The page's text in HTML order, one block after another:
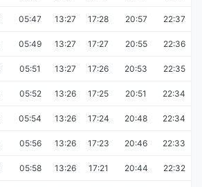
05:47 13:27 17:28 20:57 22:37
05:49 13:27 17:27 20:55 22:36
05:51 13:27 17:26 20:53 22:35
05:52 13:26 17:25 20:51 22:34
05:54 13:26 17:24 20:48 22:34
05:56 13:26 17:23 20:46 22:33
05:58 13:26 17:21 20:44 22:32